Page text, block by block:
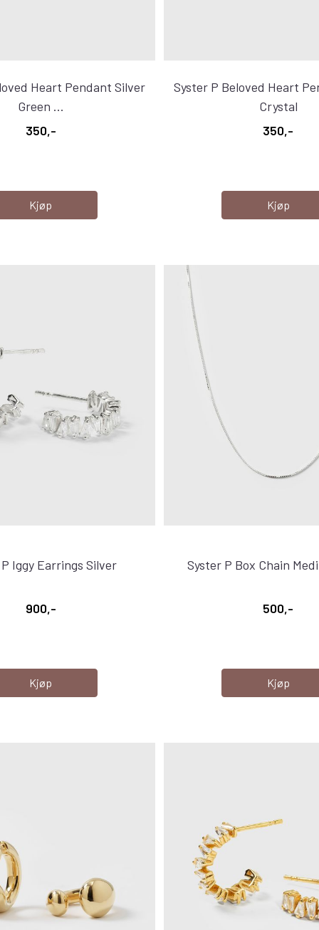
Heart Pendant Silver
Green ...
350,-
Kjøp
Syster P Beloved Heart
Crystal
350,-
Kjøp
Iggy Earrings Silver
900,-
Kjøp
Syster P Box Chain
500,-
Kjøp